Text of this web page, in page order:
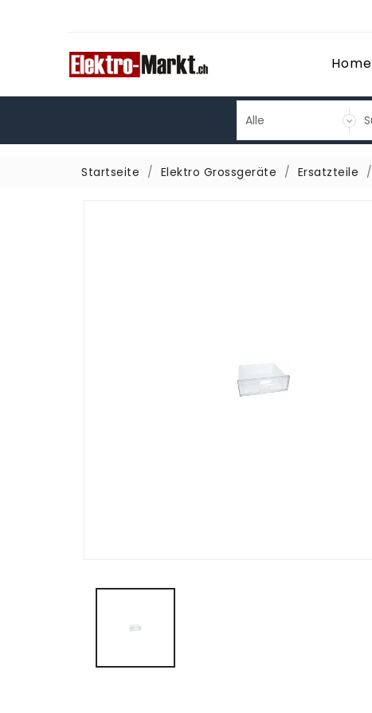
Home
Startseite Elektro Grossgeräte Ersatzteile